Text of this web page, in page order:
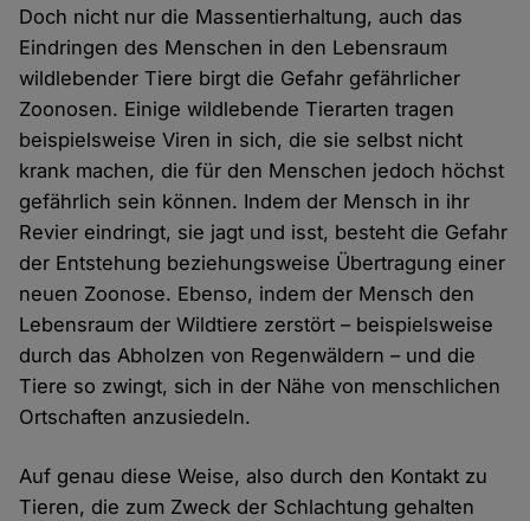
Doch nicht nur die Massentier­haltung, auch das
Eindringen des Menschen in den Lebensraum
wildlebender Tiere birgt die Gefahr gefährlicher
Zoonosen. Einige wildlebende Tierarten tragen
beispielsweise Viren in sich, die sie selbst nicht
krank machen, die für den Menschen jedoch höchst
gefährlich sein können. Indem der Mensch in ihr
Revier eindringt, sie jagt und isst, besteht die Gefahr
der Entstehung beziehungsweise Übertragung einer
neuen Zoonose. Ebenso, indem der Mensch den
Lebensraum der Wildtiere zerstört – beispielsweise
durch das Abholzen von Regenwäldern – und die
Tiere so zwingt, sich in der Nähe von menschlichen
Ortschaften anzusiedeln.
Auf genau diese Weise, also durch den Kontakt zu
Tieren, die zum Zweck der Schlachtung gehalten